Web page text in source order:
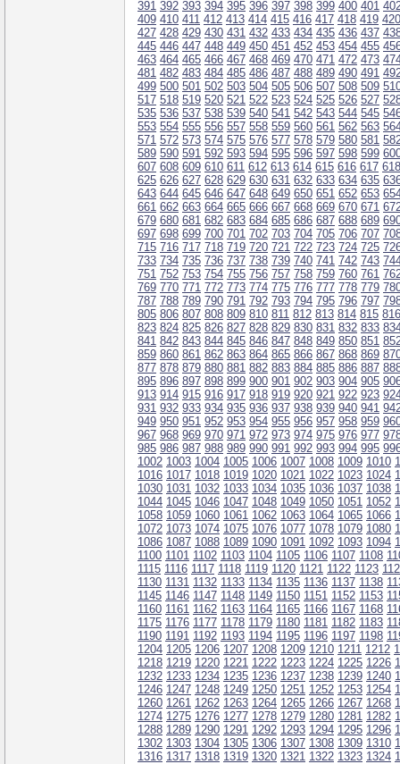
391 392 393 394 395 396 397 398 399 400 401
409 410 411 412 413 414 415 416 417 418 419 420
427 428 429 430 431 432 433 434 435 436 437
445 446 447 448 449 450 451 452 453 454 455
463 464 465 466 467 468 469 470 471 472 473
481 482 483 484 485 486 487 488 489 490 491
499 500 501 502 503 504 505 506 507 508 509
517 518 519 520 521 522 523 524 525 526 527
535 536 537 538 539 540 541 542 543 544 545
553 554 555 556 557 558 559 560 561 562 563
571 572 573 574 575 576 577 578 579 580 581
589 590 591 592 593 594 595 596 597 598 599
607 608 609 610 611 612 613 614 615 616 617 618
625 626 627 628 629 630 631 632 633 634 635
643 644 645 646 647 648 649 650 651 652 653
661 662 663 664 665 666 667 668 669 670 671
679 680 681 682 683 684 685 686 687 688 689
697 698 699 700 701 702 703 704 705 706 707
715 716 717 718 719 720 721 722 723 724 725
733 734 735 736 737 738 739 740 741 742 743
751 752 753 754 755 756 757 758 759 760 761
769 770 771 772 773 774 775 776 777 778 779
787 788 789 790 791 792 793 794 795 796 797
805 806 807 808 809 810 811 812 813 814 815 816
823 824 825 826 827 828 829 830 831 832 833
841 842 843 844 845 846 847 848 849 850 851
859 860 861 862 863 864 865 866 867 868 869
877 878 879 880 881 882 883 884 885 886 887
895 896 897 898 899 900 901 902 903 904 905
913 914 915 916 917 918 919 920 921 922 923
931 932 933 934 935 936 937 938 939 940 941
949 950 951 952 953 954 955 956 957 958 959
967 968 969 970 971 972 973 974 975 976 977
985 986 987 988 989 990 991 992 993 994 995
1002 1003 1004 1005 1006 1007 1008 1009 1010
1016 1017 1018 1019 1020 1021 1022 1023 1024
1030 1031 1032 1033 1034 1035 1036 1037 1038
1044 1045 1046 1047 1048 1049 1050 1051 1052
1058 1059 1060 1061 1062 1063 1064 1065 1066
1072 1073 1074 1075 1076 1077 1078 1079 1080
1086 1087 1088 1089 1090 1091 1092 1093 1094
1100 1101 1102 1103 1104 1105 1106 1107 1108
1115 1116 1117 1118 1119 1120 1121 1122 1123
1130 1131 1132 1133 1134 1135 1136 1137 1138
1145 1146 1147 1148 1149 1150 1151 1152 1153
1160 1161 1162 1163 1164 1165 1166 1167 1168
1175 1176 1177 1178 1179 1180 1181 1182 1183
1190 1191 1192 1193 1194 1195 1196 1197 1198
1204 1205 1206 1207 1208 1209 1210 1211 1212
1218 1219 1220 1221 1222 1223 1224 1225 1226
1232 1233 1234 1235 1236 1237 1238 1239 1240
1246 1247 1248 1249 1250 1251 1252 1253 1254
1260 1261 1262 1263 1264 1265 1266 1267 1268
1274 1275 1276 1277 1278 1279 1280 1281 1282
1288 1289 1290 1291 1292 1293 1294 1295 1296
1302 1303 1304 1305 1306 1307 1308 1309 1310
1316 1317 1318 1319 1320 1321 1322 1323 1324